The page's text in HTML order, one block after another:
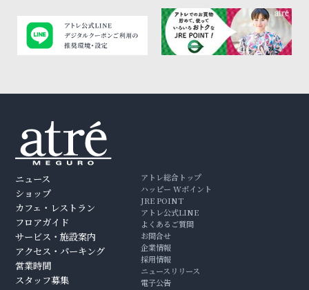
ニュース
ショップ
カフェ・レストラン
フロアガイド
サービス・施設案内
アクセス・パーキング
営業時間
スタッフ募集
アトレ総合トップ
ハッピー Wポイント
JRE POINT
アトレ公式LINE
よくあるご質問
お問合せ
企業情報
採用情報
ニュースリリース
電子公告